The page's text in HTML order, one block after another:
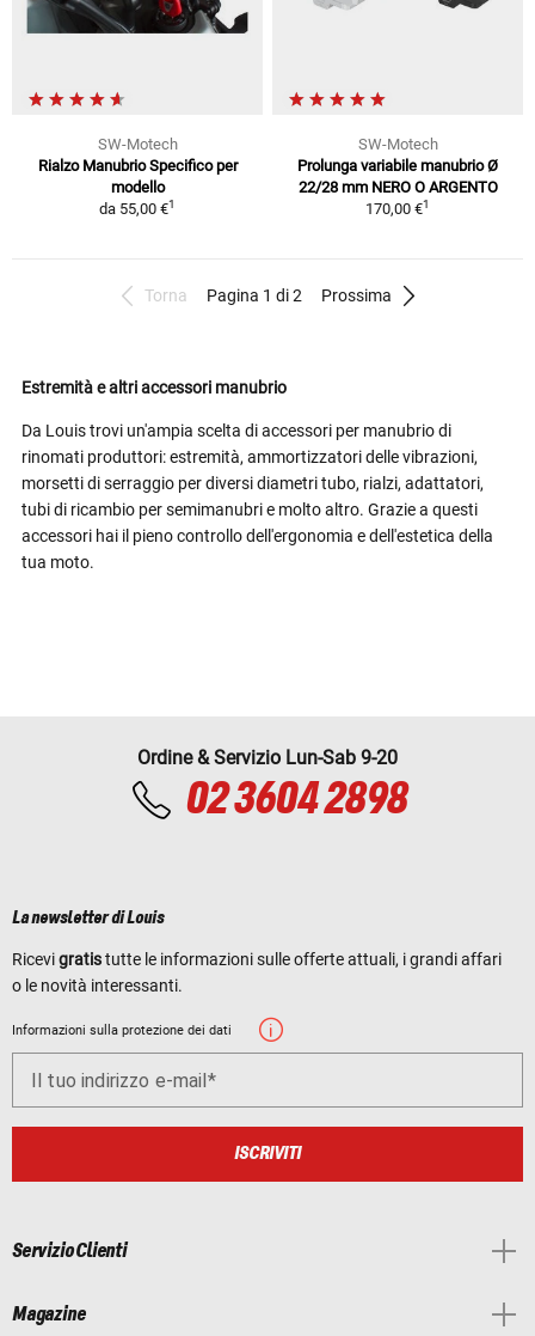
SW-Motech
Rialzo Manubrio Specifico per
modello
da 55,00 €1
SW-Motech
Prolunga variabile manubrio Ø
22/28 mm NERO O ARGENTO
170,00 €1
Torna Pagina 1 di 2 Prossima
Estremità e altri accessori manubrio
Da Louis trovi un'ampia scelta di accessori per manubrio di
rinomati produttori: estremità, ammortizzatori delle vibrazioni,
morsetti di serraggio per diversi diametri tubo, rialzi, adattatori,
tubi di ricambio per semimanubri e molto altro. Grazie a questi
accessori hai il pieno controllo dell'ergonomia e dell'estetica della
tua moto.
Ordine & Servizio Lun-Sab 9-20
02 3604 2898
La newsletter di Louis
Ricevigratistutte le informazioni sulle offerte attuali, i grandi affari
o le novità interessanti.
Informazioni sulla protezione dei dati
Il tuo indirizzo e-mail
ISCRIVITI
Servizio Clienti
Magazine